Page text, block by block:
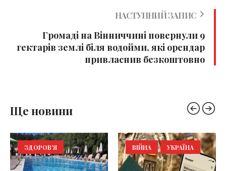
НАСТУПНИЙ ЗАПИС
Громаді на Вінниччині повернули 9
гектарів землі біля водойми, які орендар
привласнив безкоштовно
Ще новини
ЗДОРОВ'Я ВІЙНА УКРАЇНА